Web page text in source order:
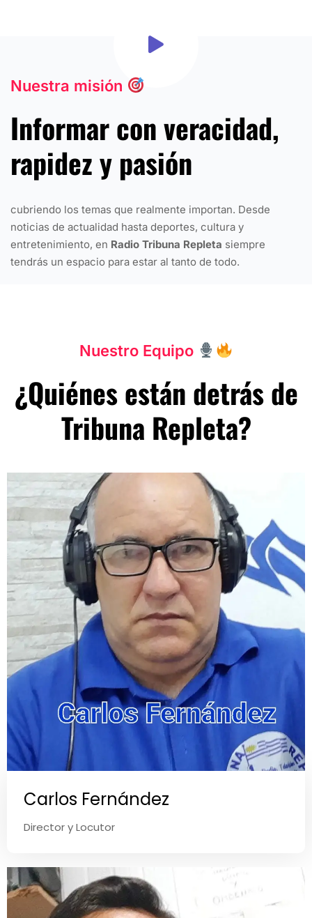
Nuestra misión
Informar converacidad,
rapidez y pasión
cubriendo los temas que realmente importan. Desde
noticias de actualidad hasta deportes, cultura y
entretenimiento, en Radio Tribuna Repleta siempre
tendrás un espacio para estar al tanto de todo.
Nuestro Equipo
¿Quiénes están detrás de
Tribuna Repleta?
Carlos Fernández
Director y Locutor